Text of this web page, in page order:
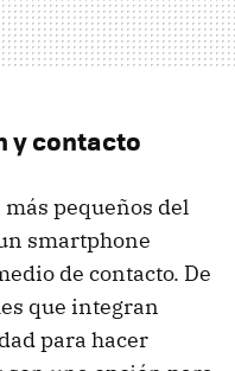
y contacto
pequeños del
smartphone
de contacto. De
que integran
para hacer